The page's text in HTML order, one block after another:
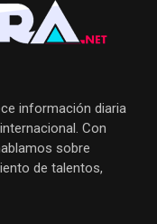
información diaria
Con
sobre
de talentos,